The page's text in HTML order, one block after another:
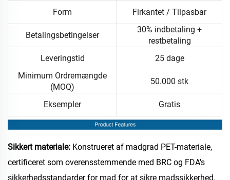
Form Firkantet / Tilpasbar
Betalingsbetingelser
30% indbetaling +
restbetaling
Leveringstid
25 dage
Minimum Ordremængde
(MOQ)
50.000 stk
Eksempler Gratis
Sikkert materiale: Konstrueret af madgrad PET-materiale,
certificeret som overensstemmende med BRC og FDA's
sikkerhedsstandarder for mad for at sikre madssikkerhed.